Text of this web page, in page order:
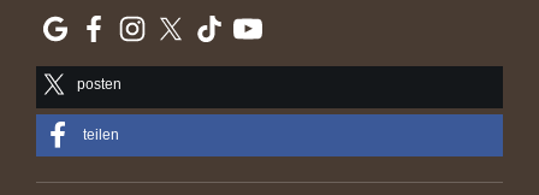
posten
teilen